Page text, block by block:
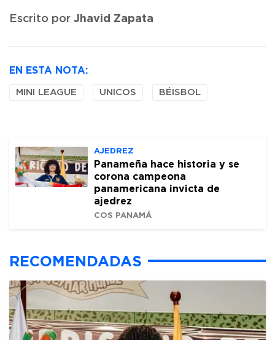
Escrito por Jhavid Zapata
EN ESTA NOTA:
MINI LEAGUE UNICOS BÉISBOL
AJEDREZ
Panameña hace historia y se
corona campeona
panamericana invicta de
ajedrez
COS PANAMÁ
RECOMENDADAS